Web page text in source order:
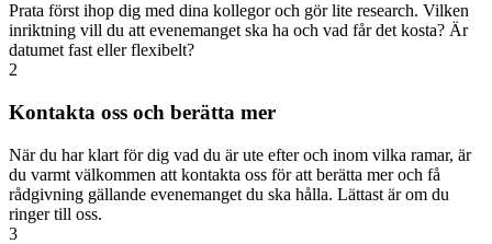
Prata först ihop dig med dina kollegor och gör lite research. Vilken
inriktning vill du att evenemanget ska ha och vad får det kosta? Är
datumet fast eller flexibelt?
2
Kontakta oss och berätta mer
När du har klart för dig vad du är ute efter och inom vilka ramar, är
du varmt välkommen att kontakta oss för att berätta mer och få
rådgivning gällande evenemanget du ska hålla. Lättast är om du
ringer till oss.
3